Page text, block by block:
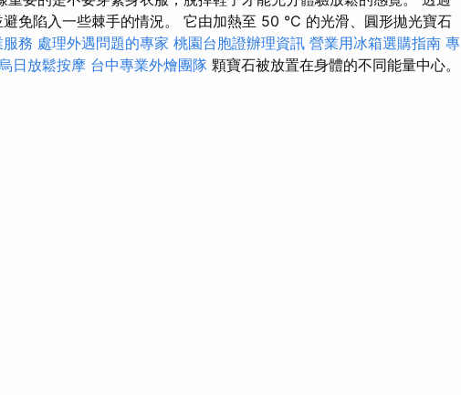
免陷入一些棘手的情況。 它由加熱至 50 °C 的光滑、圓形拋光寶石
務 處理外遇問題的專家 桃園台胞證辦理資訊 營業用冰箱選購指南 專
烏日放鬆按摩 台中專業外燴團隊 顆寶石被放置在身體的不同能量中心。